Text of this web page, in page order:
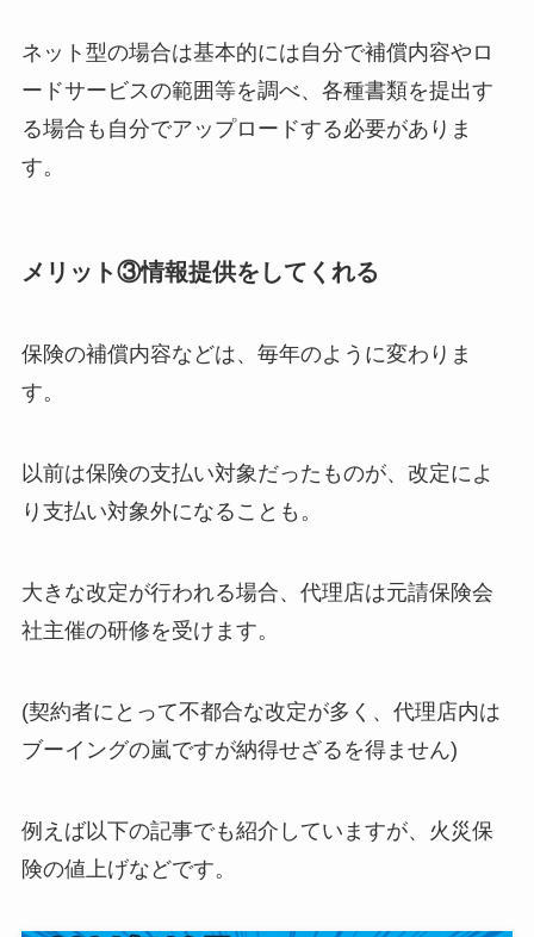
ネット型の場合は基本的には自分で補償内容やロ
ードサービスの範囲等を調べ、各種書類を提出す
る場合も自分でアップロードする必要がありま
す。
メリット③情報提供をしてくれる
保険の補償内容などは、毎年のように変わりま
す。
以前は保険の支払い対象だったものが、改定によ
り支払い対象外になることも。
大きな改定が行われる場合、代理店は元請保険会
社主催の研修を受けます。
(契約者にとって不都合な改定が多く、代理店内は
ブーイングの嵐ですが納得せざるを得ません)
例えば以下の記事でも紹介していますが、火災保
険の値上げなどです。